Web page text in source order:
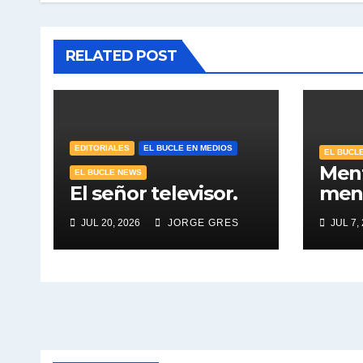
RELATED POST
EDITORIALES EL BUCLE EN MEDIOS
EL BUCLE NEWS
El señor televisor.
JUL 20, 2026 JORGE GRES
EL
JUL 7,